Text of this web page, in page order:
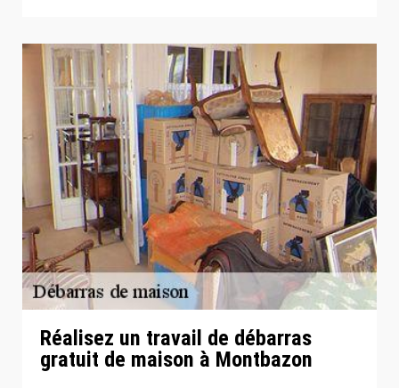
Réalisez un travail de débarras
gratuit de maison à Montbazon